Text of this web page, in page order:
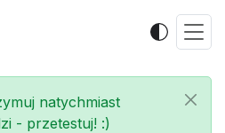
natychmiast
- przetestuj! :)